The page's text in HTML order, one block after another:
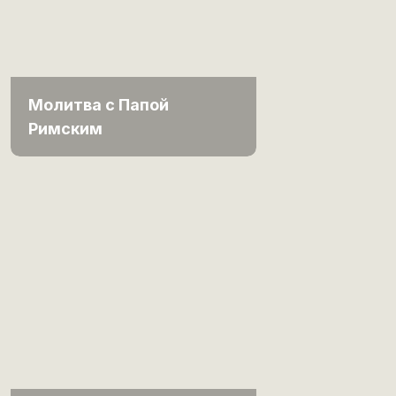
Молитва с Папой
Римским